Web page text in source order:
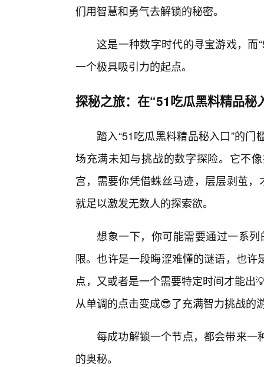
们用智慧和勇气去解锁的秘密。
这是一种数字时代的寻宝游戏，而
一个极具吸引力的起点。
探秘之旅：在“51吃瓜黑料精品秘
踏入“51吃瓜黑料精品秘入口”的
场充满未知与挑战的数字探险。它不
宫，需要你凭借蛛丝马迹，层层剥茧
就足以激发无数人的探索欲。
想象一下，你可能需要通过一系列
限。也许是一段晦涩难懂的谜语，也
点，又或者是一个需要特定时间才能出
从单调的点击变成😎了充满智力挑战的
每成功解锁一个节点，都会带来一
的奥秘。